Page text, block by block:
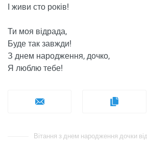
І живи сто років!
Ти моя відрада,
Буде так завжди!
З днем ​​народження, дочко,
Я люблю тебе!
Вітання з днем ​​народження дочки